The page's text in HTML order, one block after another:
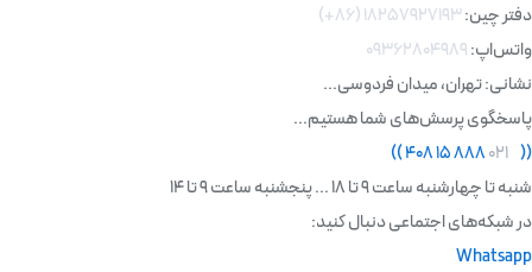
دفتر چین:۱۸۲۵۷۹۲۷۱۹۳ (۸۶+)
واتس‌اپ:۰۹۳۶۲۸۰۴۹۸۹
نشانی: تهران، میدان فردوسی...
پاسخگوی پرسش‌های شما هستیم...
(
( ۰۲۱ )
)
شنبه تا چهارشنبه ساعت 9 تا 18 ... پنجشنبه ساعت 9 تا 14
در شبکه‌های اجتماعی دنبال کنید:
Whatsapp